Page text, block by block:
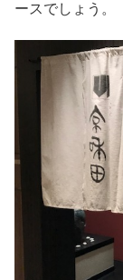
ースでしょう。